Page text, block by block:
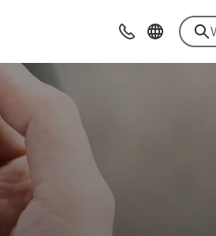
Beratung &